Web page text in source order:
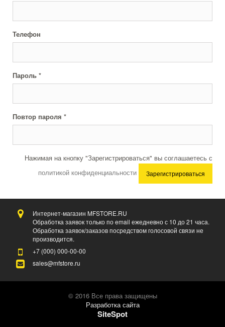
Телефон
Пароль *
Повтор пароля *
Нажимая на кнопку "Зарегистрироваться" вы соглашаетесь с
политикой конфиденциальности
Зарегистрироваться
Интернет-магазин MFSTORE.RU
Обработка заявок только по email ежедневно с 10 до 21 часа.
Обработка заявок/заказов посредством голосовой связи не
производится.
+7 (000) 000-00-00
sales@mfstore.ru
© 2016 Все права защищены
Разработка сайта
SiteSpot